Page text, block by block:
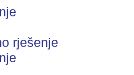
rješenje